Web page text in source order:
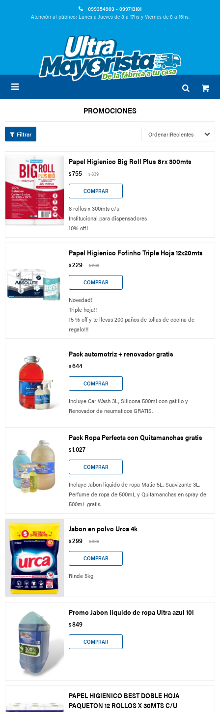
099354903 - 099713181
Atención al público: Lunes a Jueves de 8 a 17hs y Viernes de 8 a 16hs.

PROMOCIONES
Recientes
Papel Higienico Big Roll Plus 8rx 300mts
$755 $839
8 rollos x 300mts c/u
Institucional para dispensadores
10% off!
Papel Higienico Fofinho Triple Hoja 12x20mts
$229 $269
Novedad!
Triple hoja!!
15 % off y te llevas 200 paños de tollas de cocina de
regalo!!!
Pack automotriz + renovador gratis
$644
Incluye Car Wash 3L, Silicona 500ml con gatillo y
Renovador de neumaticos GRATIS.
Pack Ropa Perfecta con Quitamanchas gratis
$1.027
Incluye Jabon liquido de ropa Matic 5L, Suavizante 3L,
Perfume de ropa de 500mL y Quitamanchas en spray de
500mL gratis.
Jabon en polvo Urca 4k
$299 $329
Rinde 5kg
Promo Jabon liquido de ropa Ultra azul 10l
$849
PAPEL HIGIENICO BEST DOBLE HOJA
PAQUETON 12 ROLLOS X 30MTS C/U